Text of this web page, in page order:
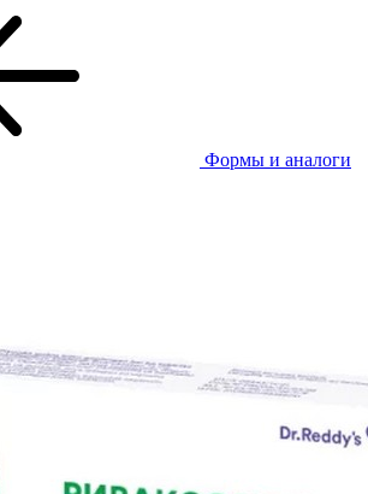
Формы и аналоги